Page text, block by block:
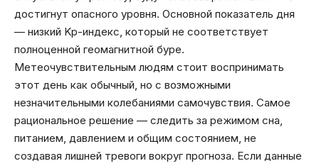
достигнут опасного уровня. Основной показатель дня
— низкий Kp-индекс, который не соответствует
полноценной геомагнитной буре.
Метеочувствительным людям стоит воспринимать
этот день как обычный, но с возможными
незначительными колебаниями самочувствия. Самое
рациональное решение — следить за режимом сна,
питанием, давлением и общим состоянием, не
создавая лишней тревоги вокруг прогноза. Если данные